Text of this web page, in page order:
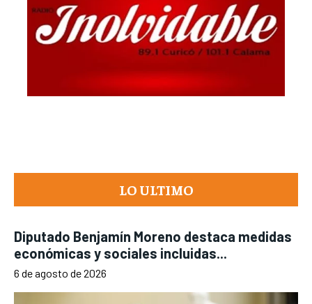
LO ULTIMO
Diputado Benjamín Moreno destaca medidas
económicas y sociales incluidas...
6 de agosto de 2026